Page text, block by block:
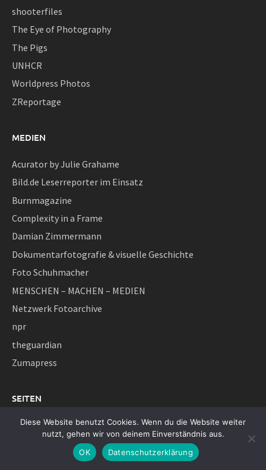
shooterfiles
The Eye of Photography
The Pigs
UNHCR
Worldpress Photos
ZReportage
MEDIEN
Acurator by Julie Grahame
Bild.de Leserreporter im Einsatz
Burnmagazine
Complexity in a Frame
Damian Zimmermann
Dokumentarfotografie & visuelle Geschichte
Foto Schuhmacher
MENSCHEN – MACHEN – MEDIEN
Netzwerk Fotoarchive
npr
theguardian
Zumapress
SEITEN
Alle Artikel
Diese Website benutzt Cookies. Wenn du die Website weiter
nutzt, gehen wir von deinem Einverständnis aus.
OK
Datenschutzerklärung